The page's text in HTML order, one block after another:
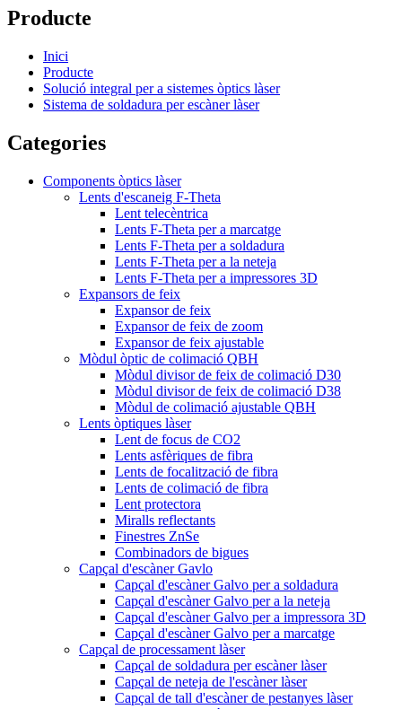
Producte
Inici
Producte
Solució integral per a sistemes òptics làser
Sistema de soldadura per escàner làser
Categories
Components òptics làser
Lents d'escaneig F-Theta
Lent telecèntrica
Lents F-Theta per a marcatge
Lents F-Theta per a soldadura
Lents F-Theta per a la neteja
Lents F-Theta per a impressores 3D
Expansors de feix
Expansor de feix
Expansor de feix de zoom
Expansor de feix ajustable
Mòdul òptic de colimació QBH
Mòdul divisor de feix de colimació D30
Mòdul divisor de feix de colimació D38
Mòdul de colimació ajustable QBH
Lents òptiques làser
Lent de focus de CO2
Lents asfèriques de fibra
Lents de focalització de fibra
Lents de colimació de fibra
Lent protectora
Miralls reflectants
Finestres ZnSe
Combinadors de bigues
Capçal d'escàner Gavlo
Capçal d'escàner Galvo per a soldadura
Capçal d'escàner Galvo per a la neteja
Capçal d'escàner Galvo per a impressora 3D
Capçal d'escàner Galvo per a marcatge
Capçal de processament làser
Capçal de soldadura per escàner làser
Capçal de neteja de l'escàner làser
Capçal de tall d'escàner de pestanyes làser